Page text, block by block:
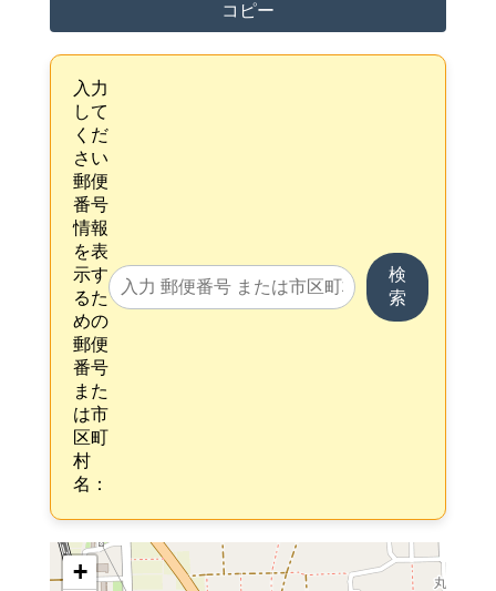
コピー
入力
して
くだ
さい
郵便
番号
情報
を表
示す
るた
めの
郵便
番号
また
は市
区町
村
名：
検
索
+